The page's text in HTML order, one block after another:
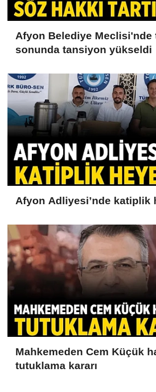
Afyon Belediye Meclisi'nde
sonunda tansiyon yükseldi
Afyon Adliyesi’nde katiplik
Mahkemeden Cem Küçük
tutuklama kararı